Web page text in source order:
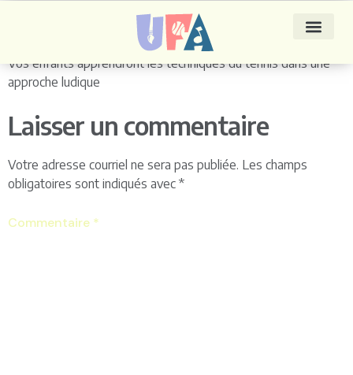
Vos enfants apprendront les techniques du tennis dans une
approche ludique
Laisser un commentaire
Votre adresse courriel ne sera pas publiée. Les champs
obligatoires sont indiqués avec *
Commentaire *